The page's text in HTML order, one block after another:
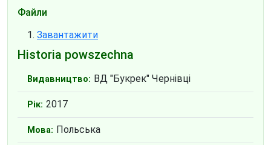
Файли
Завантажити
Historia powszechna
Видавництво: ВД "Букрек" Чернівці
Рік: 2017
Мова: Польська